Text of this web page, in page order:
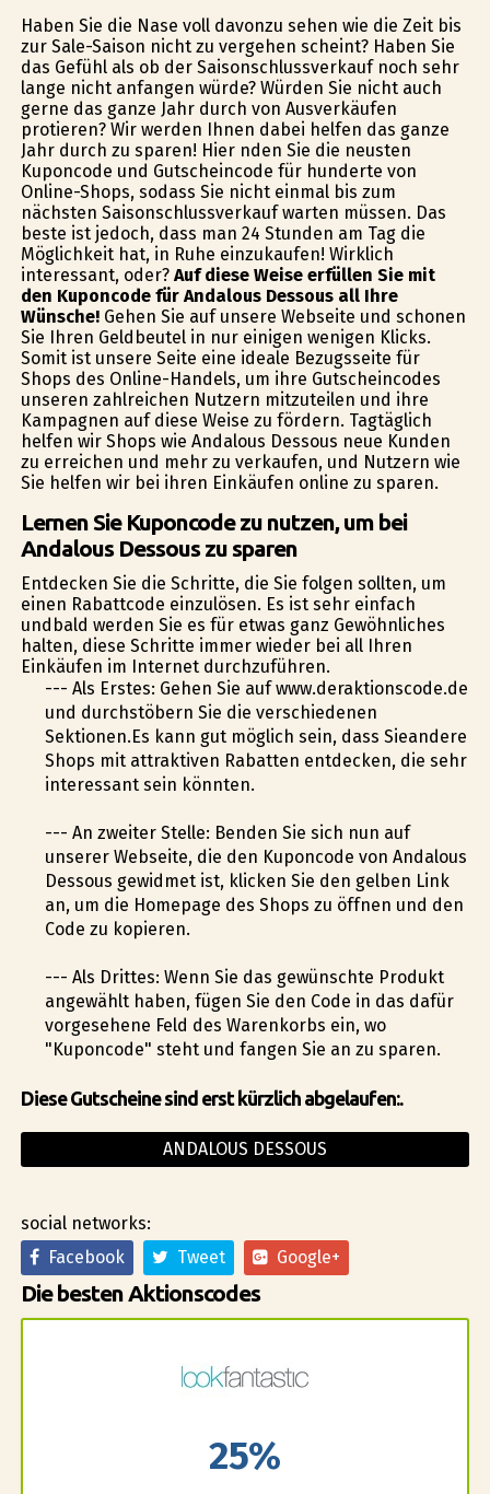
Haben Sie die Nase voll davonzu sehen wie die Zeit bis
zur Sale-Saison nicht zu vergehen scheint? Haben Sie
das Gefühl als ob der Saisonschlussverkauf noch sehr
lange nicht anfangen würde? Würden Sie nicht auch
gerne das ganze Jahr durch von Ausverkäufen
profitieren? Wir werden Ihnen dabei helfen das ganze
Jahr durch zu sparen! Hier finden Sie die neusten
Kuponcode und Gutscheincode für hunderte von
Online-Shops, sodass Sie nicht einmal bis zum
nächsten Saisonschlussverkauf warten müssen. Das
beste ist jedoch, dass man 24 Stunden am Tag die
Möglichkeit hat, in Ruhe einzukaufen! Wirklich
interessant, oder? Auf diese Weise erfüllen Sie mit
den Kuponcode für Andalous Dessous all Ihre
Wünsche!Gehen Sie auf unsere Webseite und schonen
Sie Ihren Geldbeutel in nur einigen wenigen Klicks.
Somit ist unsere Seite eine ideale Bezugsseite für
Shops des Online-Handels, um ihre Gutscheincodes
unseren zahlreichen Nutzern mitzuteilen und ihre
Kampagnen auf diese Weise zu fördern. Tagtäglich
helfen wir Shops wie Andalous Dessous neue Kunden
zu erreichen und mehr zu verkaufen, und Nutzern wie
Sie helfen wir bei ihren Einkäufen online zu sparen.
Lernen Sie Kuponcode zu nutzen, um bei
Andalous Dessous zu sparen
Entdecken Sie die Schritte, die Sie folgen sollten, um
einen Rabattcode einzulösen. Es ist sehr einfach
undbald werden Sie es für etwas ganz Gewöhnliches
halten, diese Schritte immer wieder bei all Ihren
Einkäufen im Internet durchzuführen.
--- Als Erstes: Gehen Sie auf www.deraktionscode.de
und durchstöbern Sie die verschiedenen
Sektionen.Es kann gut möglich sein, dass Sieandere
Shops mit attraktiven Rabatten entdecken, die sehr
interessant sein könnten.
--- An zweiter Stelle: Befinden Sie sich nun auf
unserer Webseite, die den Kuponcode von Andalous
Dessous gewidmet ist, klicken Sie den gelben Link
an, um die Homepage des Shops zu öffnen und den
Code zu kopieren.
--- Als Drittes: Wenn Sie das gewünschte Produkt
angewählt haben, fügen Sie den Code in das dafür
vorgesehene Feld des Warenkorbs ein, wo
"Kuponcode" steht und fangen Sie an zu sparen.
Diese Gutscheine sind erst kürzlich abgelaufen:.
ANDALOUS DESSOUS
social networks:
Facebook
Tweet Google+
Die besten Aktionscodes
25%